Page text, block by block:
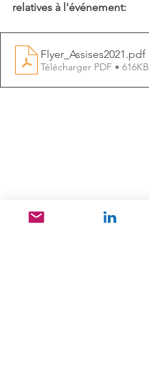
relatives à l'événement:
Flyer_Assises2021.pdf
Télécharger PDF • 616KB